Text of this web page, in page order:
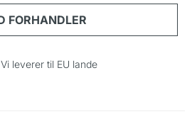
Vi leverer til EU lande